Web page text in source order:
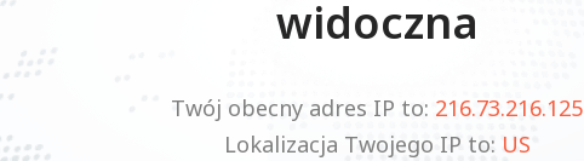
widoczna
Twój obecny adres IP to: 216.73.216.125
Lokalizacja Twojego IP to: US